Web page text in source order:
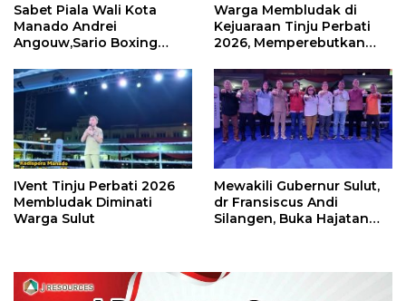
Sabet Piala Wali Kota
Manado Andrei
Angouw,Sario Boxing
Perbati 2026
Warga Membludak di
Kejuaraan Tinju Perbati
2026, Memperebutkan
IVent Tinju Perbati 2026
Membludak Diminati
Warga Sulut
Mewakili Gubernur Sulut,
dr Fransiscus Andi
Silangen, Buka Hajatan